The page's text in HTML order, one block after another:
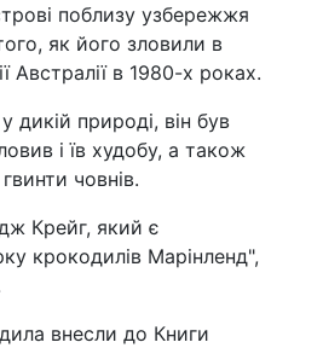
поблизу узбережжя
як його зловили в
Австралії в 1980-х роках.
дикій природі, він був
і їв худобу, а також
човнів.
Крейг, який є
крокодилів Марінленд",
внесли до Книги